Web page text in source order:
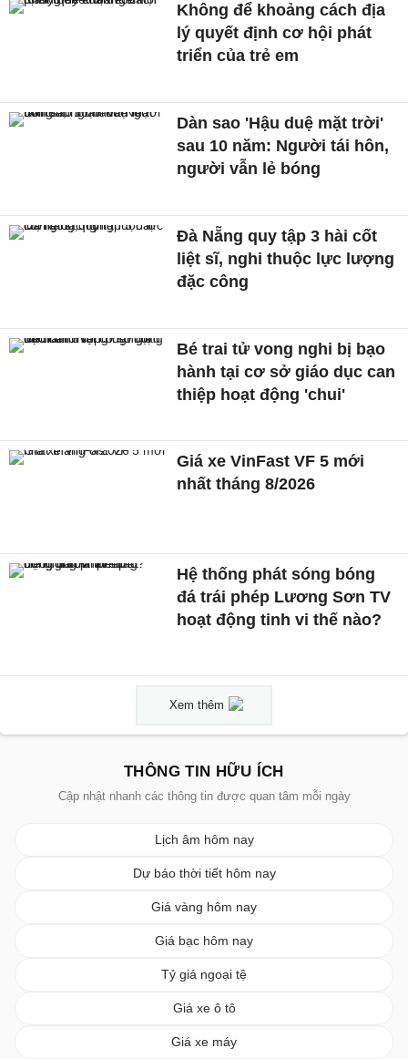
Không để khoảng cách địa
lý quyết định cơ hội phát
triển của trẻ em
Dàn sao 'Hậu duệ mặt trời'
sau 10 năm: Người tái hôn,
người vẫn lẻ bóng
Đà Nẵng quy tập 3 hài cốt
liệt sĩ, nghi thuộc lực lượng
đặc công
Bé trai tử vong nghi bị bạo
hành tại cơ sở giáo dục can
thiệp hoạt động 'chui'
Giá xe VinFast VF 5 mới
nhất tháng 8/2026
Hệ thống phát sóng bóng
đá trái phép Lương Sơn TV
hoạt động tinh vi thế nào?
Xem thêm
THÔNG TIN HỮU ÍCH
Cập nhật nhanh các thông tin được quan tâm mỗi ngày
Lịch âm hôm nay
Dự báo thời tiết hôm nay
Giá vàng hôm nay
Giá bạc hôm nay
Tỷ giá ngoại tệ
Giá xe ô tô
Giá xe máy